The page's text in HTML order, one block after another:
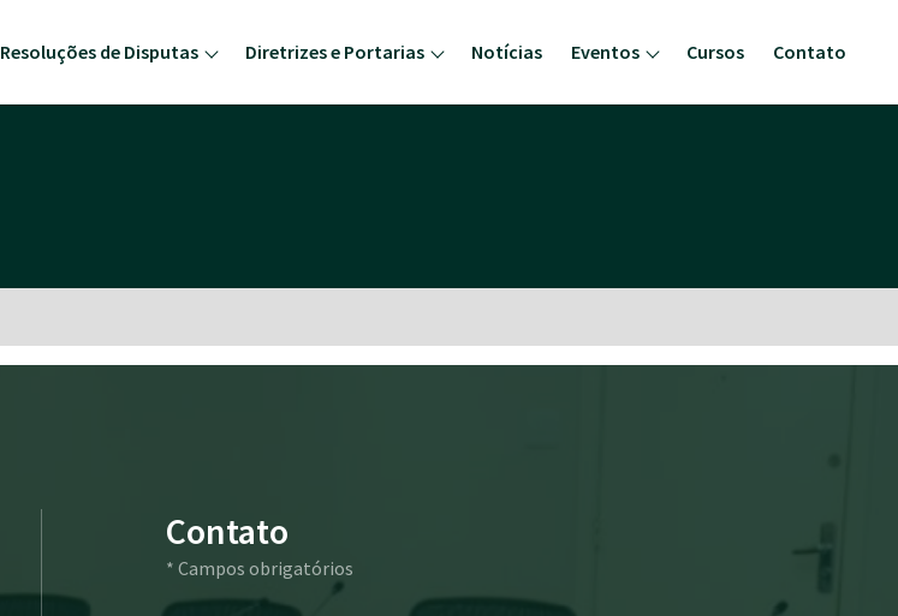
Resoluções de Disputas Diretrizes e Portarias Notícias Eventos Cursos Contato
Contato
* Campos obrigatórios